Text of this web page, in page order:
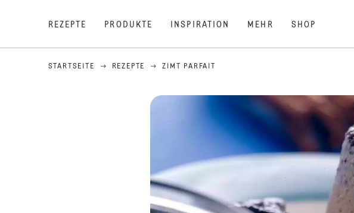
REZEPTE PRODUKTE INSPIRATION MEHR SHOP
STARTSEITE REZEPTE ZIMT PARFAIT